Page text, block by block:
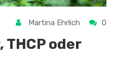
Martina Ehrlich 0
oder